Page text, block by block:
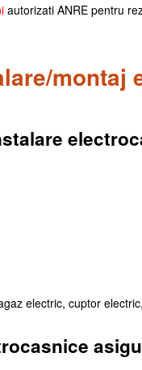
autorizati ANRE pentru
montaj
electric, cuptor